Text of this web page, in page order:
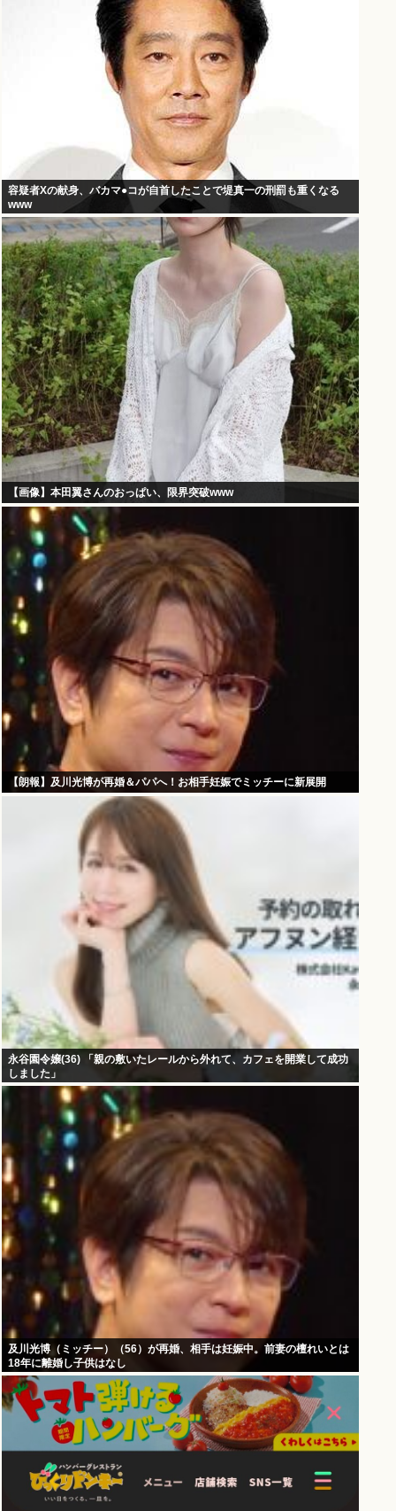
容疑者Xの献身、バカマ●コが自首したことで堤真一の刑罰も重くなる
www
【画像】本田翼さんのおっぱい、限界突破www
【朗報】及川光博が再婚＆パパへ！お相手妊娠でミッチーに新展開
永谷園令嬢(36) 「親の敷いたレールから外れて、カフェを開業して成功
しました」
及川光博（ミッチー）（56）が再婚、相手は妊娠中。前妻の檀れいとは
18年に離婚し子供はなし